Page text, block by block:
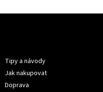
Tipy a návody
Jak nakupovat
Doprava